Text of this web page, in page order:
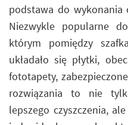
podstawa do wykonania
Niezwykle popularne
którym pomiędzy
układało się płytki,
fototapety,
rozwiązania to nie
lepszego czyszczenia,